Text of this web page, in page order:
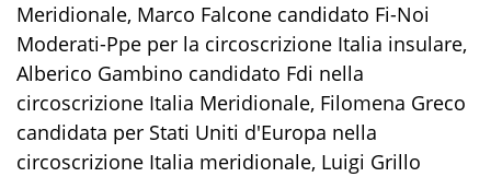
Meridionale, Marco Falcone candidato Fi-Noi
Moderati-Ppe per la circoscrizione Italia insulare,
Alberico Gambino candidato Fdi nella
circoscrizione Italia Meridionale, Filomena Greco
candidata per Stati Uniti d'Europa nella
circoscrizione Italia meridionale, Luigi Grillo